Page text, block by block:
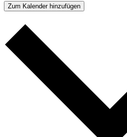
Zum Kalender hinzufügen